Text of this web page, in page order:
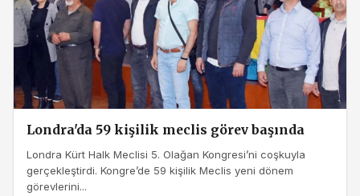
Londra'da 59 kişilik meclis görev başında
Londra Kürt Halk Meclisi 5. Olağan Kongresi’ni coşkuyla
gerçekleştirdi. Kongre’de 59 kişilik Meclis yeni dönem
görevlerini...